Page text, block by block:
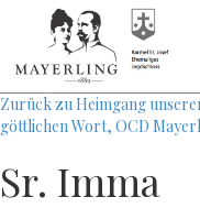
Zurück zu Heimgang
göttlichen Wort, OCD
Sr. Imma